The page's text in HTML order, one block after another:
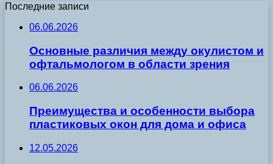
Последние записи
06.06.2026
Основные различия между окулистом и
офтальмологом в области зрения
06.06.2026
Преимущества и особенности выбора
пластиковых окон для дома и офиса
12.05.2026